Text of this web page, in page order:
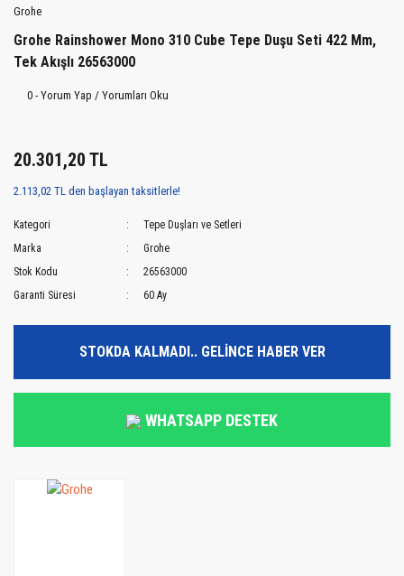
Grohe
Grohe Rainshower Mono 310 Cube Tepe Duşu Seti 422 Mm,
Tek Akışlı 26563000
0 - Yorum Yap / Yorumları Oku
20.301,20 TL
2.113,02 TL den başlayan taksitlerle!
Kategori
Tepe Duşları ve Setleri
Marka
Grohe
Stok Kodu
26563000
Garanti Süresi
60 Ay
STOKDA KALMADI.. GELİNCE HABER VER
WHATSAPP DESTEK